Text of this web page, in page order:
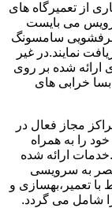
از تعمیرگاه های
می بایست
ظرفشویی سامسونگ
نمایند.در غیر
ارائه شده بر روی
خرابی های
مجاز فعال در
را به همراه
ارائه شده
به سرویسی
تعمیر،بهسازی و
شامل می گردد.